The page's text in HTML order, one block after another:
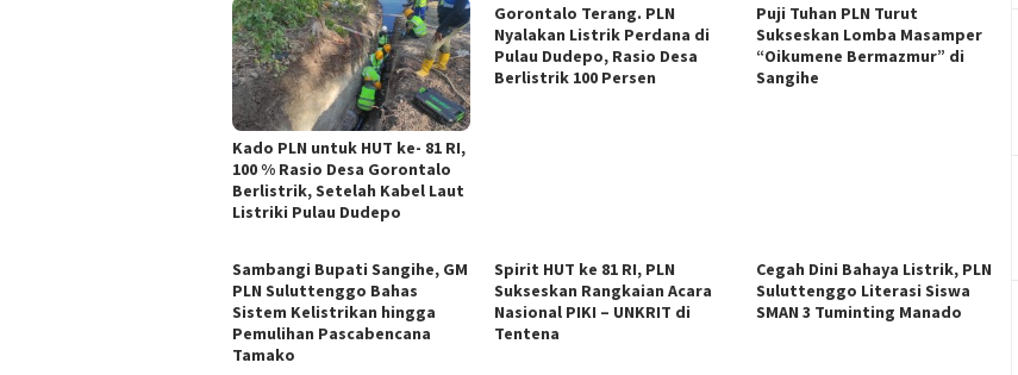
Kado PLN untuk HUT ke- 81 RI,
100 % Rasio Desa Gorontalo
Berlistrik, Setelah Kabel Laut
Listriki Pulau Dudepo
Gorontalo Terang. PLN
Nyalakan Listrik Perdana di
Pulau Dudepo, Rasio Desa
Berlistrik 100 Persen
Puji Tuhan PLN Turut
Sukseskan Lomba Masamper
“Oikumene Bermazmur” di
Sangihe
Sambangi Bupati Sangihe, GM
PLN Suluttenggo Bahas
Sistem Kelistrikan hingga
Pemulihan Pascabencana
Tamako
Spirit HUT ke 81 RI, PLN
Sukseskan Rangkaian Acara
Nasional PIKI – UNKRIT di
Tentena
Cegah Dini Bahaya Listrik, PLN
Suluttenggo Literasi Siswa
SMAN 3 Tuminting Manado